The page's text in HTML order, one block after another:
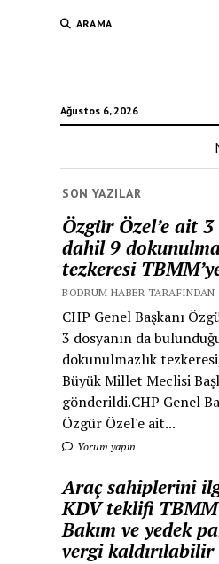
ARAMA
Ağustos 6, 2026
SON YAZILAR
Özgür Özel’e ait
dahil 9
tezkeresi
BODRUM HABER TARAFINDAN
CHP Genel Başkanı
3 dosyanın da
dokunulmazlık
Büyük Millet Meclisi
gönderildi.CHP Genel
Özgür Özel'e ait...
Yorum yapın
Araç sahiplerini
KDV teklifi
Bakım ve yedek
vergi kaldırılabilir